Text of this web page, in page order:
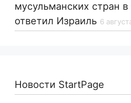
мусульманских стран
ответил Израиль 6
Новости StartPage